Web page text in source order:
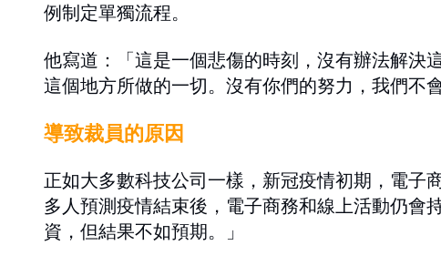
例制定單獨流程。
他寫道：「這是一個悲傷的時刻，沒有辦法解決
這個地方所做的一切。沒有你們的努力，我們不
導致裁員的原因
正如大多數科技公司一樣，新冠疫情初期，電子
多人預測疫情結束後，電子商務和線上活動仍會
資，但結果不如預期。」